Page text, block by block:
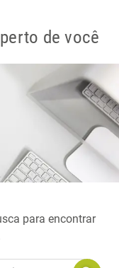
de você
para encontrar